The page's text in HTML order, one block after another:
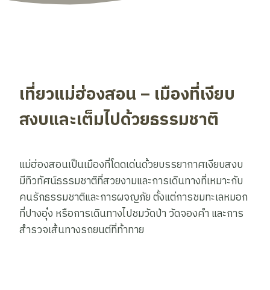
เที่ยวแม่ฮ่องสอน – เมืองที่เงียบ
สงบและเต็มไปด้วยธรรมชาติ
แม่ฮ่องสอนเป็นเมืองที่โดดเด่นด้วยบรรยากาศเงียบสงบ
มีทิวทัศน์ธรรมชาติที่สวยงามและการเดินทางที่เหมาะกับ
คนรักธรรมชาติและการผจญภัย ตั้งแต่การชมทะเลหมอก
ที่ปางอุ๋ง หรือการเดินทางไปชมวัดป่า วัดจองคำ และการ
สำรวจเส้นทางรถยนต์ที่ท้าทาย